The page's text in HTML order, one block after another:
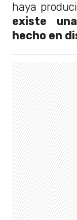
haya
existe
hecho en